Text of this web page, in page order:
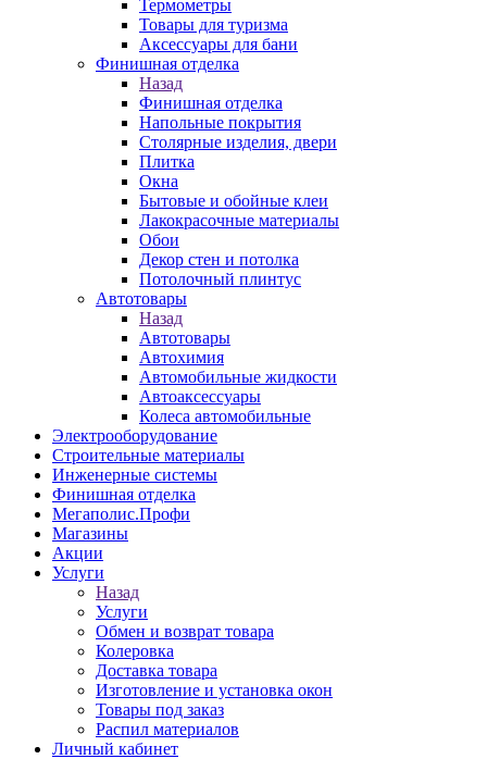
Термометры
Товары для туризма
Аксессуары для бани
Финишная отделка
Назад
Финишная отделка
Напольные покрытия
Столярные изделия, двери
Плитка
Окна
Бытовые и обойные клеи
Лакокрасочные материалы
Обои
Декор стен и потолка
Потолочный плинтус
Автотовары
Назад
Автотовары
Автохимия
Автомобильные жидкости
Автоаксессуары
Колеса автомобильные
Электрооборудование
Строительные материалы
Инженерные системы
Финишная отделка
Мегаполис.Профи
Магазины
Акции
Услуги
Назад
Услуги
Обмен и возврат товара
Колеровка
Доставка товара
Изготовление и установка окон
Товары под заказ
Распил материалов
Личный кабинет